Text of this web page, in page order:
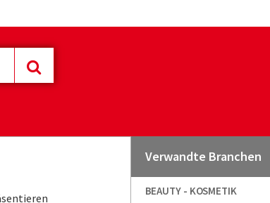
Verwandte Branchen
BEAUTY - KOSMETIK